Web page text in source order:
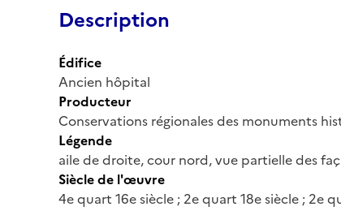
Description
Édifice
Ancien hôpital
Producteur
Conservations régionales des monuments
Légende
aile de droite, cour nord, vue partielle des
Siècle de l'œuvre
4e quart 16e siècle ; 2e quart 18e siècle ; 2e